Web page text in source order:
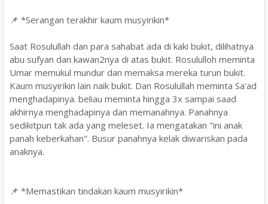
📌 *Serangan terakhir kaum musyirikin*
Saat Rosulullah dan para sahabat ada di kaki bukit, dilihatnya
abu sufyan dan kawan2nya di atas bukit. Rosululloh meminta
Umar memukul mundur dan memaksa mereka turun bukit.
Kaum musyirikin lain naik bukit. Dan Rosulullah meminta Sa'ad
menghadapinya. beliau meminta hingga 3x sampai saad
akhirnya menghadapinya dan memanahnya. Panahnya
sedikitpun tak ada yang meleset. Ia mengatakan "ini anak
panah keberkahan". Busur panahnya kelak diwariskan pada
anaknya.
📌 *Memastikan tindakan kaum musyirikin*